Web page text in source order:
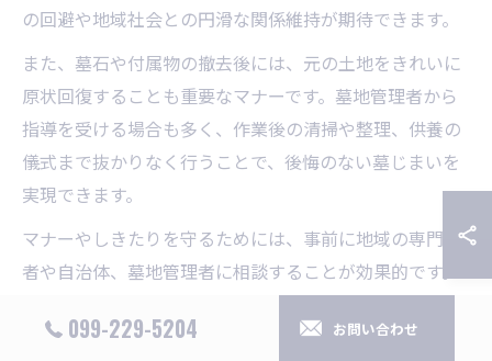
の回避や地域社会との円滑な関係維持が期待できます。
また、墓石や付属物の撤去後には、元の土地をきれいに
原状回復することも重要なマナーです。墓地管理者から
指導を受ける場合も多く、作業後の清掃や整理、供養の
儀式まで抜かりなく行うことで、後悔のない墓じまいを
実現できます。
マナーやしきたりを守るためには、事前に地域の専門業
者や自治体、墓地管理者に相談することが効果的です。
経験豊富な業者であれば、さつま町特有のマナーも熟知
しており、丁寧にサポートしてくれます。初めての方や
099-229-5204 お問い合わせ